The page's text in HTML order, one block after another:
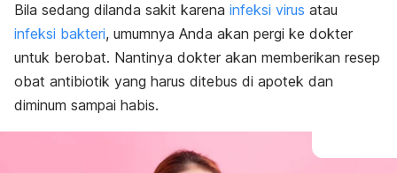
Bila sedang dilanda sakit karena infeksi virus atau
infeksi bakteri, umumnya Anda akan pergi ke dokter
untuk berobat. Nantinya dokter akan memberikan resep
obat antibiotik yang harus ditebus di apotek dan
diminum sampai habis.